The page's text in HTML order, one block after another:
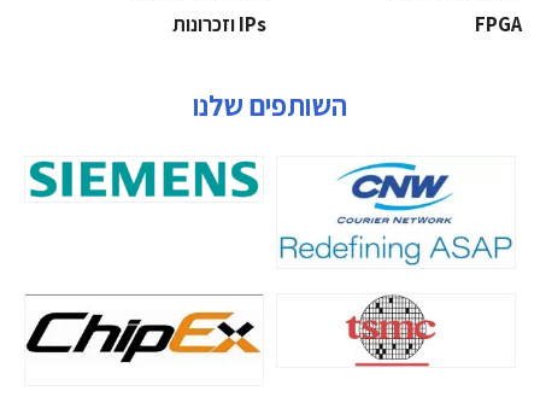
‫‪FPGA‬‬
השותפים שלנו